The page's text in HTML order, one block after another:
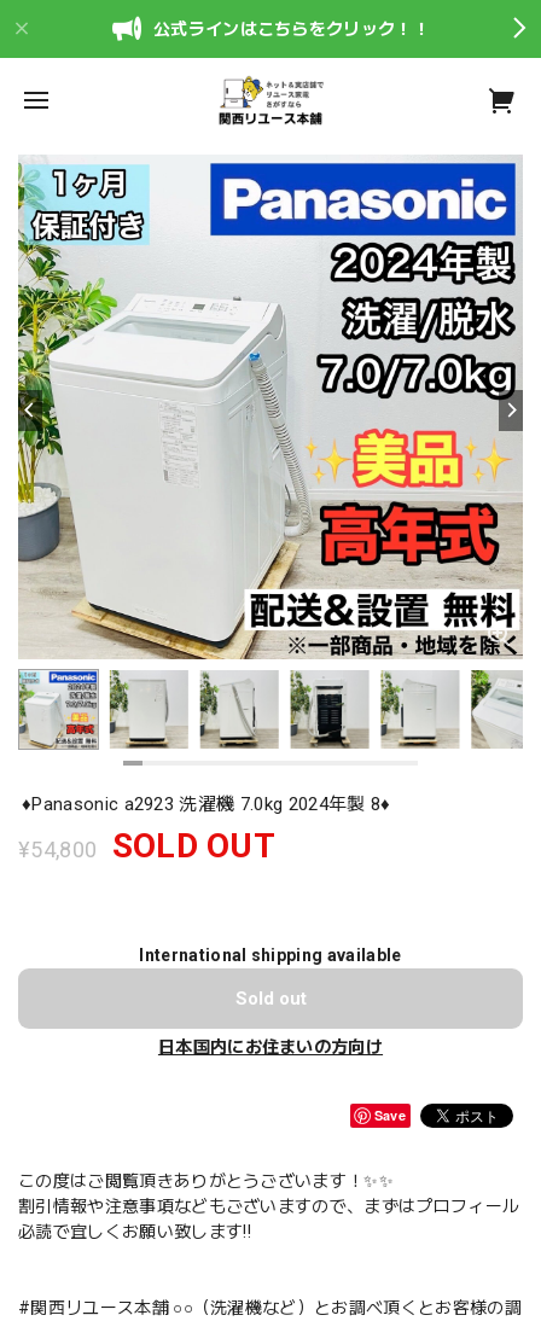
公式ラインはこちらをクリック！！
♦️Panasonic a2923 洗濯機 7.0kg 2024年製 8♦️
¥54,800 SOLD OUT
International shipping available
Sold out
日本国内にお住まいの方向け
Save
この度はご閲覧頂きありがとうございます！✨✨
割引情報や注意事項などもございますので、まずはプロフィール
必読で宜しくお願い致します‼️
#関西リユース本舗 ○○（洗濯機など）とお調べ頂くとお客様の調